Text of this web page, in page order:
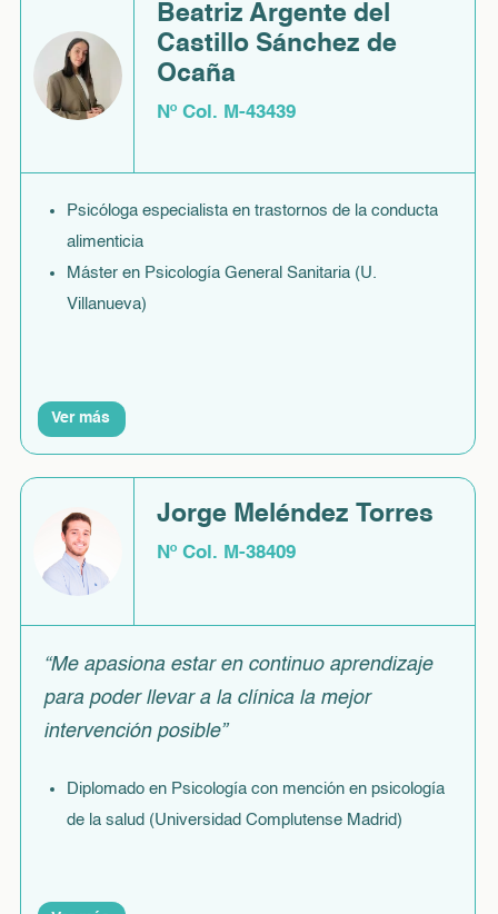
Beatriz Argente del
Castillo Sánchez de
Ocaña
Nº Col. M-43439
Psicóloga especialista en trastornos de la conducta
alimenticia
Máster en Psicología General Sanitaria (U.
Villanueva)
Ver más
Jorge Meléndez Torres
Nº Col. M-38409
“Me apasiona estar en continuo aprendizaje
para poder llevar a la clínica la mejor
intervención posible”
Diplomado en Psicología con mención en psicología
de la salud (Universidad Complutense Madrid)